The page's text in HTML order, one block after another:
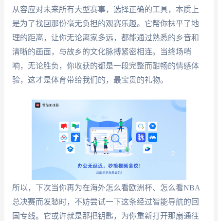
从容应对未来所有大型赛事，选择正确的工具，本质上
是为了找回那份毫无负担的观赛乐趣。它帮你抹平了地
理的距离，让你无论离家多远，都能通过熟悉的乡音和
清晰的画面，与故乡的文化脉搏紧密相连。当终场哨
响，无论胜负，你收获的都是一段完整而酣畅的情感体
验，这才是体育带给我们的，最宝贵的礼物。
所以，下次当你再为在海外怎么看欧洲杯、怎么看NBA
总决赛而发愁时，不妨尝试一下这条经过智能导航的回
国专线。它或许就是那把钥匙，为你重新打开那扇通往